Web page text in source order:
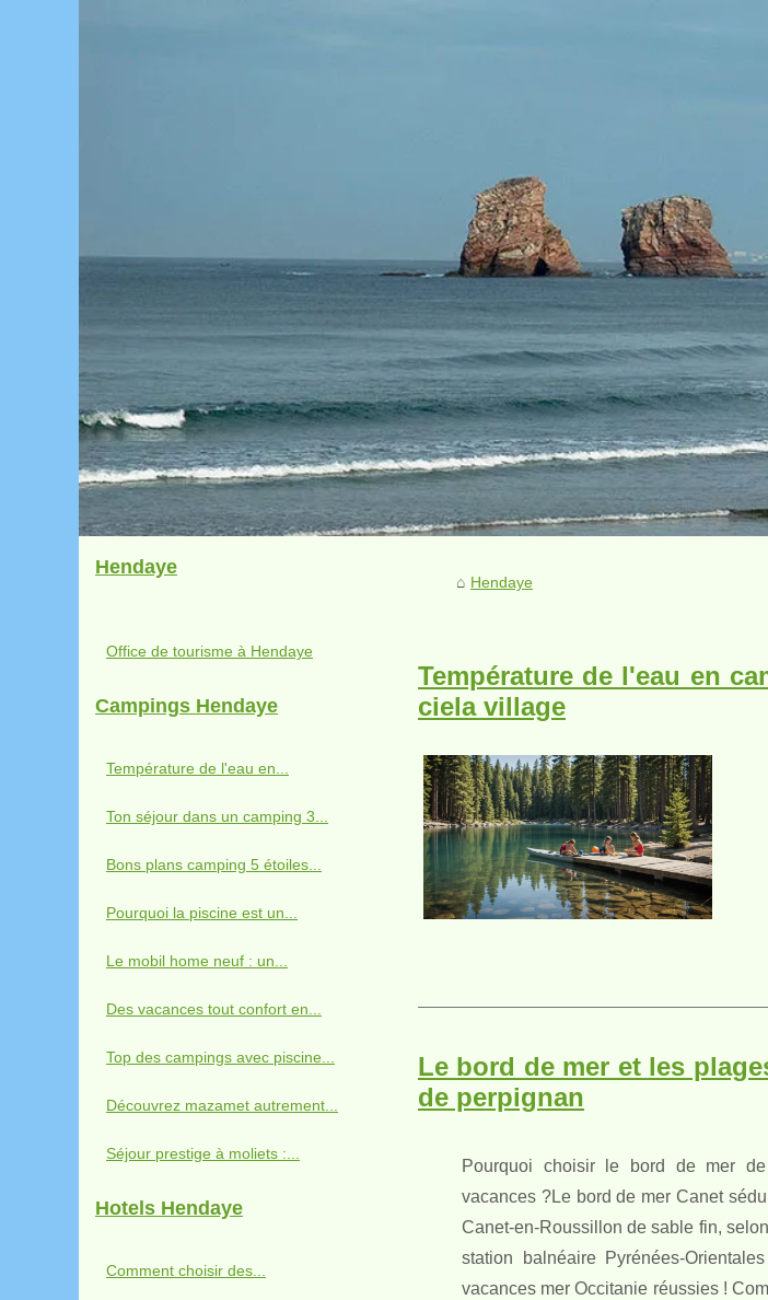
Hendaye
Température de l'eau en
ciela village
Le bord de mer et les
de perpignan
Pourquoi choisir le bord de mer
vacances ?Le bord de mer Canet
Canet-en-Roussillon de sable fin,
station balnéaire Pyrénées-
vacances mer Occitanie réussies !
Hendaye
Office de tourisme à Hendaye
Campings Hendaye
Température de l'eau en...
Ton séjour dans un camping 3...
Bons plans camping 5 étoiles...
Pourquoi la piscine est un...
Le mobil home neuf : un...
Des vacances tout confort en...
Top des campings avec piscine...
Découvrez mazamet autrement...
Séjour prestige à moliets :...
Hotels Hendaye
Comment choisir des...